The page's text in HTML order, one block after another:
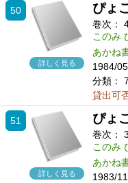
50
詳しく見る
ぴょ
巻次：
このみ
あかね
1984/05
分類：
貸出可
51
詳しく見る
ぴょ
巻次：
3
このみ
あかね
1983/11